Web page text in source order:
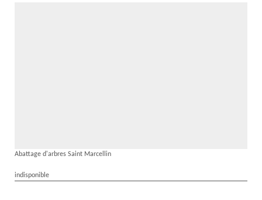
Abattage d'arbres Saint Marcellin
indisponible